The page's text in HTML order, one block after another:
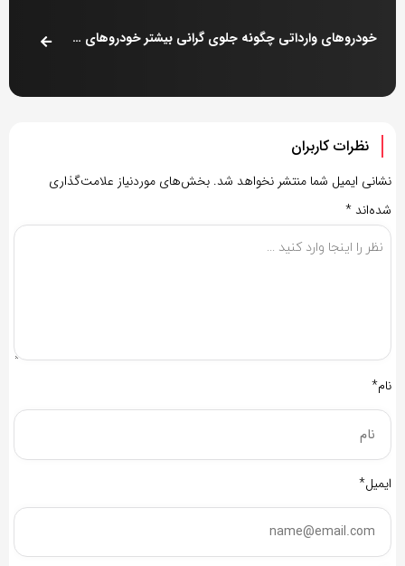
خودروهای وارداتی چگونه جلوی گرانی بیشتر خودروهای داخلی را می‌گیرند؟
نظرات کاربران
نشانی ایمیل شما منتشر نخواهد شد. بخش‌های موردنیاز علامت‌گذاری
شده‌اند *
نام*
ایمیل*